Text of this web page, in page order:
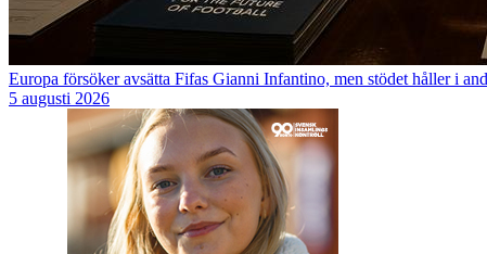
Europa försöker avsätta Fifas Gianni Infantino, men stödet håller i
5 augusti 2026